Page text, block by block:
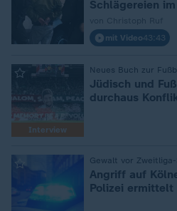
Schlägereien
mit Video43:43
Interview
Neues Buch zur
Jüdisch und
durchaus
Gewalt vor
Angriff auf
Polizei ermittelt